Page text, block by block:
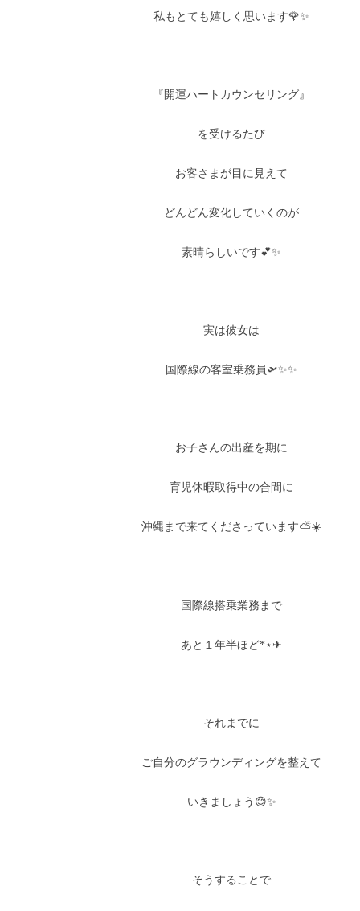
私もとても嬉しく思います🌹✨
『開運ハートカウンセリング』
を受けるたび
お客さまが目に見えて
どんどん変化していくのが
素晴らしいです💕✨
実は彼女は
国際線の客室乗務員🛫✨✨
お子さんの出産を期に
育児休暇取得中の合間に
沖縄まで来てくださっています⛅️☀️
国際線搭乗業務まで
あと１年半ほど*⋆✈
それまでに
ご自分のグラウンディングを整えて
いきましょう😊✨
そうすることで